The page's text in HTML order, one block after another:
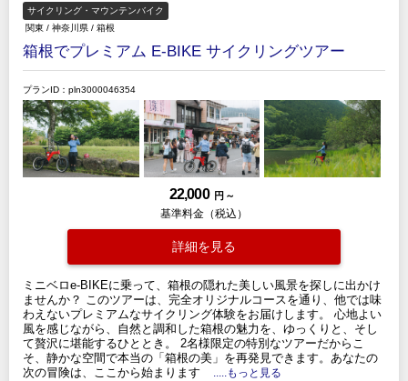
サイクリング・マウンテンバイク
関東 / 神奈川県 / 箱根
箱根でプレミアム E-BIKE サイクリングツアー
プランID：pln3000046354
22,000 円 ～
基準料金（税込）
詳細を見る
ミニベロe-BIKEに乗って、箱根の隠れた美しい風景を探しに出かけ
ませんか？ このツアーは、完全オリジナルコースを通り、他では味
わえないプレミアムなサイクリング体験をお届けします。 心地よい
風を感じながら、自然と調和した箱根の魅力を、ゆっくりと、そし
て贅沢に堪能するひととき。 2名様限定の特別なツアーだからこ
そ、静かな空間で本当の「箱根の美」を再発見できます。あなたの
次の冒険は、ここから始まります
.....もっと見る